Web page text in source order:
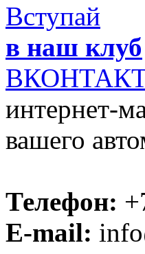
Вступай
в наш клуб
интернет-
вашего
Телефон:
E-mail: